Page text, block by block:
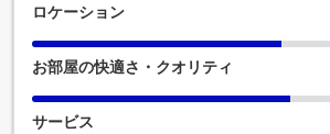
ロケーション
お部屋の快適さ・クオリティ
サービス